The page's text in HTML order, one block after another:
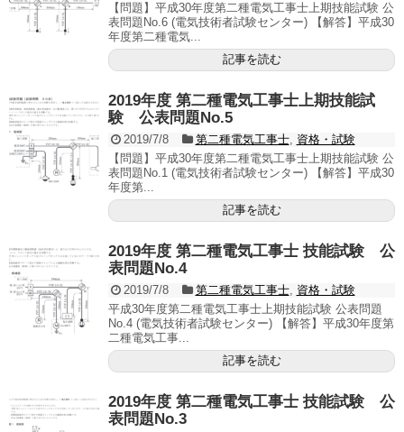
【問題】平成30年度第二種電気工事士上期技能試験 公
表問題No.6 (電気技術者試験センター) 【解答】平成30
年度第二種電気...
記事を読む
2019年度 第二種電気工事士上期技能試
験 公表問題No.5
2019/7/8 第二種電気工事士, 資格・試験
【問題】平成30年度第二種電気工事士上期技能試験 公
表問題No.1 (電気技術者試験センター) 【解答】平成30
年度第...
記事を読む
2019年度 第二種電気工事士 技能試験 公
表問題No.4
2019/7/8 第二種電気工事士, 資格・試験
平成30年度第二種電気工事士上期技能試験 公表問題
No.4 (電気技術者試験センター) 【解答】平成30年度第
二種電気工事...
記事を読む
2019年度 第二種電気工事士 技能試験 公
表問題No.3